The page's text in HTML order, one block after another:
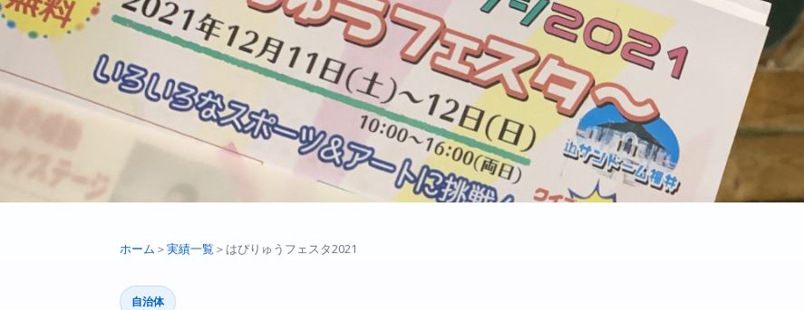
ホーム ＞実績一覧 ＞ はぴりゅうフェスタ2021
自治体